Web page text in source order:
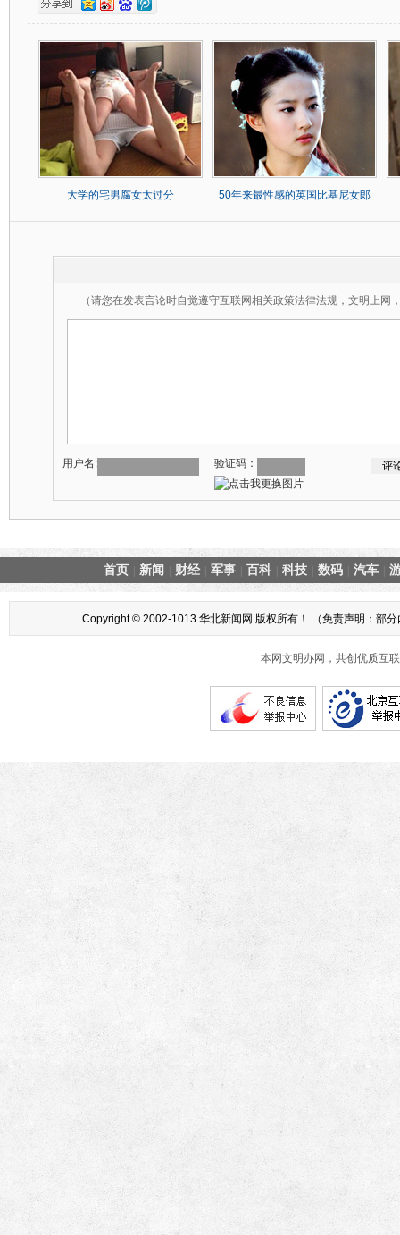
大学的宅男腐女太过分 50年来最性感的英国比基尼女郎
（请您在发表言论时自觉遵守互联网相关政策法律法规，文明上网
用户名: 验证码：
首页 新闻 财经 军事 百科 科技 数码 汽车
Copyright © 2002-1013 华北新闻网 版权所有！ （免责声明：部
本网文明办网，共创优质互